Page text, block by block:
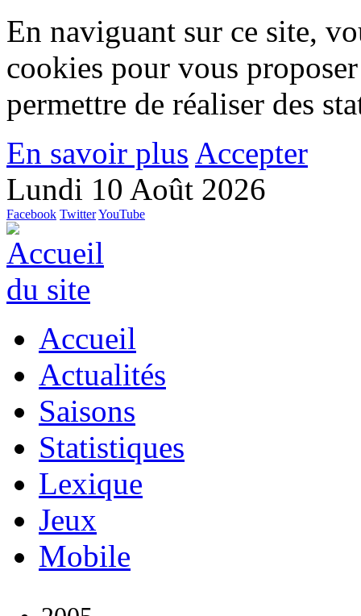
En naviguant sur ce site,
cookies pour vous
permettre de réaliser des
En savoir plus Accepter
Lundi 10 Août 2026
Facebook TwitterYouTube
Accueil
Actualités
Saisons
Statistiques
Lexique
Jeux
Mobile